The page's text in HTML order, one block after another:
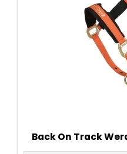
Back On Track